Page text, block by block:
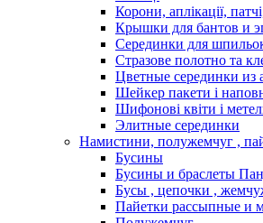
Корони, аплікації,
Крышки для бантов и
Серединки для
Стразове полотно та
Цветные серединки из
Шейкер пакети і
Шифонові квіти і
Элитные серединки
Намистини, полужемчуг ,
Бусины
Бусины и браслеты
Бусы , цепочки ,
Пайетки рассыпные и